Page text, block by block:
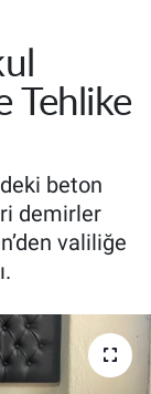
Tehlike
beton
demirler
valiliğe